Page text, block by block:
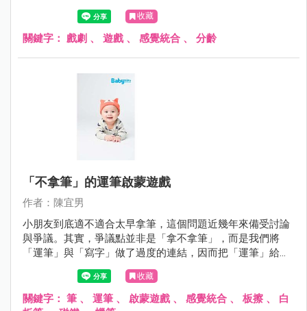
參與的動機，一方面也比較容易跟小朋友建立良好的關係。
收藏
關鍵字： 戲劇 、 遊戲、 感覺統合 、 分齡
「不拿筆」的運筆啟蒙遊戲
作者：陳宜男
小朋友到底適不適合太早拿筆，這個問題近幾年來備受討論
與爭議。其實，爭議點並非是「拿不拿筆」，而是我們將
「運筆」與「寫字」做了過度的連結，因而把「運筆」給汙
名化了，導致部分家長排斥孩子太快拿筆。
收藏
關鍵字： 筆 、 運筆 、 啟蒙遊戲、 感覺統合 、 板擦 、 白